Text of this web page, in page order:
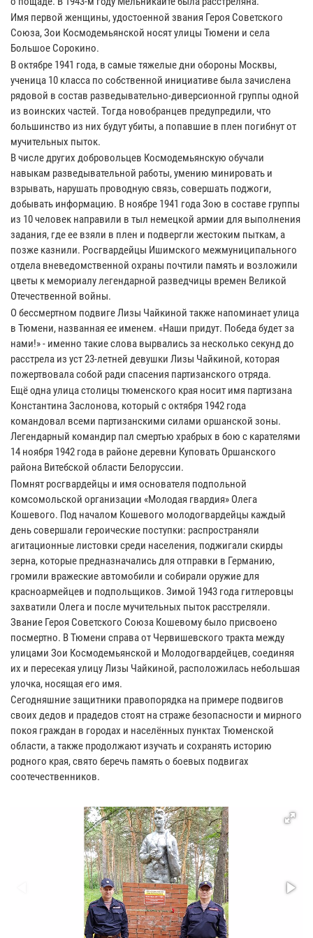
Имя первой женщины, удостоенной звания Героя Советского
Союза, Зои Космодемьянской носят улицы Тюмени и села
Большое Сорокино.
В октябре 1941 года, в самые тяжелые дни обороны Москвы,
ученица 10 класса по собственной инициативе была зачислена
рядовой в состав разведывательно-диверсионной группы одной
из воинских частей. Тогда новобранцев предупредили, что
большинство из них будут убиты, а попавшие в плен погибнут от
мучительных пыток.
В числе других добровольцев Космодемьянскую обучали
навыкам разведывательной работы, умению минировать и
взрывать, нарушать проводную связь, совершать поджоги,
добывать информацию. В ноябре 1941 года Зою в составе группы
из 10 человек направили в тыл немецкой армии для выполнения
задания, где ее взяли в плен и подвергли жестоким пыткам, а
позже казнили. Росгвардейцы Ишимского межмуниципального
отдела вневедомственной охраны почтили память и возложили
цветы к мемориалу легендарной разведчицы времен Великой
Отечественной войны.
О бессмертном подвиге Лизы Чайкиной также напоминает улица
в Тюмени, названная ее именем. «Наши придут. Победа будет за
нами!» - именно такие слова вырвались за несколько секунд до
расстрела из уст 23-летней девушки Лизы Чайкиной, которая
пожертвовала собой ради спасения партизанского отряда.
Ещё одна улица столицы тюменского края носит имя партизана
Константина Заслонова, который с октября 1942 года
командовал всеми партизанскими силами оршанской зоны.
Легендарный командир пал смертью храбрых в бою с карателями
14 ноября 1942 года в районе деревни Куповать Оршанского
района Витебской области Белоруссии.
Помнят росгвардейцы и имя основателя подпольной
комсомольской организации «Молодая гвардия» Олега
Кошевого. Под началом Кошевого молодогвардейцы каждый
день совершали героические поступки: распространяли
агитационные листовки среди населения, поджигали скирды
зерна, которые предназначались для отправки в Германию,
громили вражеские автомобили и собирали оружие для
красноармейцев и подпольщиков. Зимой 1943 года гитлеровцы
захватили Олега и после мучительных пыток расстреляли.
Звание Героя Советского Союза Кошевому было присвоено
посмертно. В Тюмени справа от Червишевского тракта между
улицами Зои Космодемьянской и Молодогвардейцев, соединяя
их и пересекая улицу Лизы Чайкиной, расположилась небольшая
улочка, носящая его имя.
Сегодняшние защитники правопорядка на примере подвигов
своих дедов и прадедов стоят на страже безопасности и мирного
покоя граждан в городах и населённых пунктах Тюменской
области, а также продолжают изучать и сохранять историю
родного края, свято беречь память о боевых подвигах
соотечественников.